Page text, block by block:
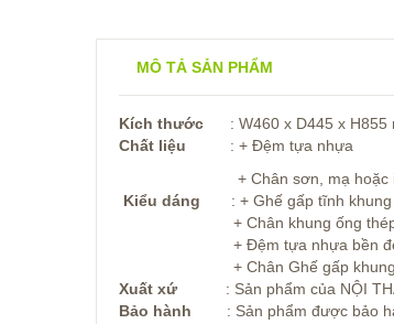
MÔ TẢ SẢN PHẨM
Kích thước : W460 x D445 x H855
Chất liệu
: + Đệm tựa nhựa
+ Chân sơn, mạ hoặc
Kiểu dáng : + Ghế gấp tĩnh
+ Chân khung ống thép
+ Đệm tựa nhựa
+ Chân Ghế gấp khung thép
Xuất xứ: Sản phẩm của NỘI
Bảo hành : Sản phẩm được bảo